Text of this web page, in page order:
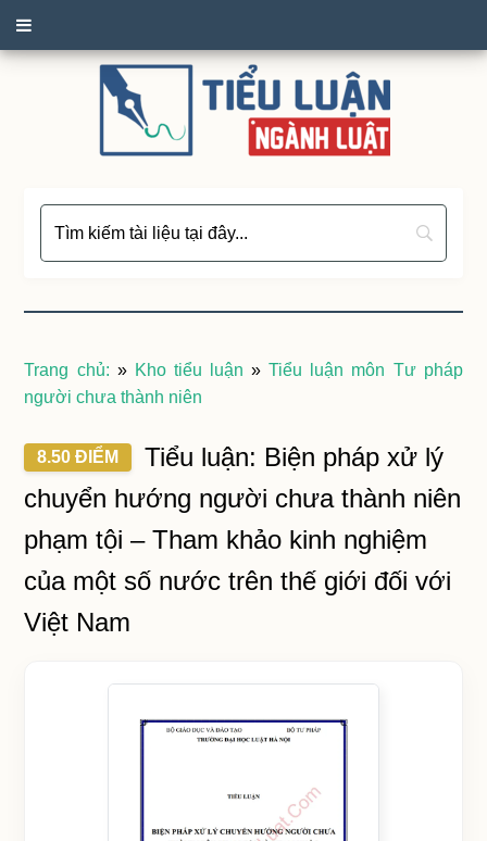
Trang chủ: » Kho tiểu luận »Tiểu luận môn Tư pháp
người chưa thành niên
8.50 ĐIỂM
Tiểu luận: Biện pháp xử lý
chuyển hướng người chưa thành niên
phạm tội – Tham khảo kinh nghiệm
của một số nước trên thế giới đối với
Việt Nam